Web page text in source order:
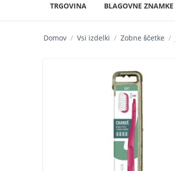
TRGOVINA BLAGOVNE ZNAMKE
Domov / Vsi izdelki / Zobne ščetke /